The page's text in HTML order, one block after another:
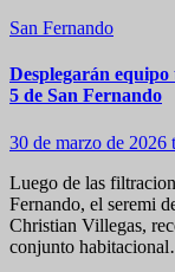
San Fernando
Desplegarán
5 de San Fernando
30 de marzo de 2026
Luego de las
Fernando, el seremi
Christian Villegas,
conjunto